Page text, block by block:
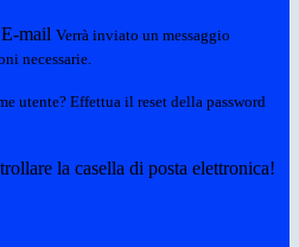
E-mail Verrà inviato un messaggio
necessarie.
utente? Effettua il reset della password
la casella di posta elettronica!